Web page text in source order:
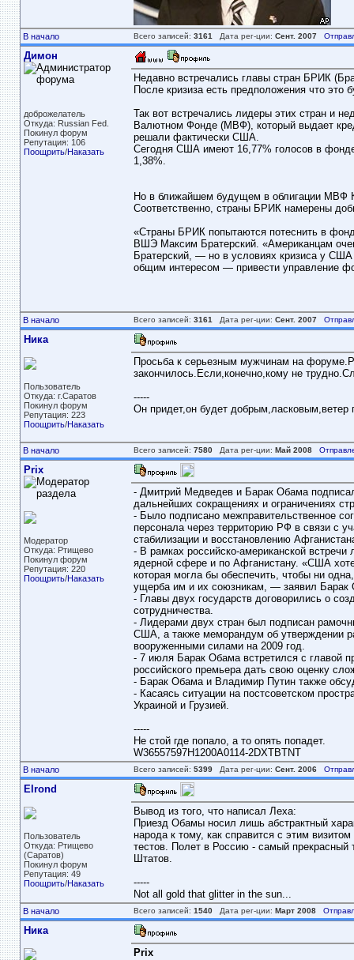
В начало Всего записей: 3161 Дата рег-ции: Сент. 2007
Димон
доброжелатель
Откуда: Russian Fed.
Покинул форум
Репутация: 106
Поощрить/Наказать
Недавно встречались главы стран БРИК
После кризиза есть предположения что
Так вот встречались лидеры этих стран и
Валютном Фонде (МВФ), который выдает
решали фактически США.
Сегодня США имеют 16,77% голосов в
1,38%.
Но в ближайшем будущем в облигации МВФ
Соответственно, страны БРИК намерены
«Страны БРИК попытаются потеснить в
ВШЭ Максим Братерский. «Американцам
Братерский, — но в условиях кризиса у США
общим интересом — привести управление
В начало Всего записей: 3161 Дата рег-ции: Сент. 2007
Ника
Пользователь
Откуда: г.Саратов
Покинул форум
Репутация: 223
Поощрить/Наказать
Просьба к серьезным мужчинам на
закончилось.Если,конечно,кому не
-----
Он придет,он будет добрым,ласковым,ветер
В начало Всего записей: 7580Дата рег-ции: Май 2008
Prix
Модератор
Откуда: Ртищево
Покинул форум
Репутация: 220
Поощрить/Наказать
- Дмитрий Медведев и Барак Обама
дальнейших сокращениях и ограничениях
- Было подписано межправительственное
персонала через территорию РФ в связи с
стабилизации и восстановлению
- В рамках российско-американской
ядерной сфере и по Афганистану. «США
которая могла бы обеспечить, чтобы ни
ущерба им и их союзникам, — заявил Барак
- Главы двух государств договорились о
сотрудничества.
- Лидерами двух стран был подписан
США, а также меморандум об утверждении
вооруженными силами на 2009 год.
- 7 июля Барак Обама встретился с главой
российского премьера дать свою оценку
- Барак Обама и Владимир Путин также
- Касаясь ситуации на постсоветском
Украиной и Грузией.
-----
Не стой где попало, а то опять попадет.
W36557597H1200A0114-2DXTBTNT
В начало Всего записей: 5399Дата рег-ции: Сент. 2006
Elrond
Пользователь
Откуда: Ртищево
(Саратов)
Покинул форум
Репутация: 49
Поощрить/Наказать
Вывод из того, что написал Леха:
Приезд Обамы носил лишь абстрактный
народа к тому, как справится с этим
тестов. Полет в Россию - самый прекрасный
Штатов.
-----
Not all gold that glitter in the sun...
В начало Всего записей: 1540Дата рег-ции: Март 2008
Ника
Prix